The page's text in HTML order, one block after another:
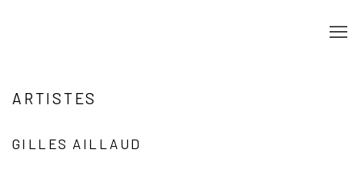
ARTISTES
GILLES AILLAUD